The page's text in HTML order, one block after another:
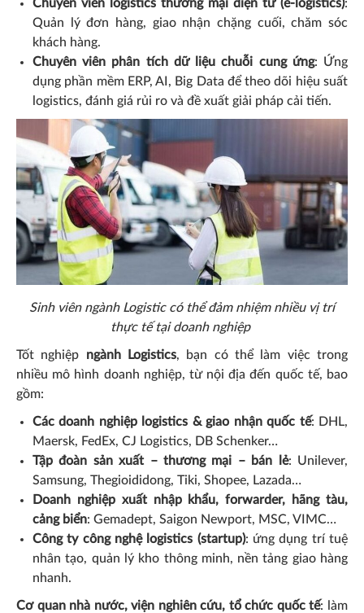
Chuyên viên logistics thương mại điện tử (e-logistics):
Quản lý đơn hàng, giao nhận chặng cuối, chăm sóc
khách hàng.
Chuyên viên phân tích dữ liệu chuỗi cung ứng: Ứng
dụng phần mềm ERP, AI, Big Data để theo dõi hiệu suất
logistics, đánh giá rủi ro và đề xuất giải pháp cải tiến.
Sinh viên ngành Logistic có thể đảm nhiệm nhiều vị trí
thực tế tại doanh nghiệp
Tốt nghiệp ngành Logistics, bạn có thể làm việc trong
nhiều mô hình doanh nghiệp, từ nội địa đến quốc tế, bao
gồm:
Các doanh nghiệp logistics & giao nhận quốc tế: DHL,
Maersk, FedEx, CJ Logistics, DB Schenker…
Tập đoàn sản xuất – thương mại – bán lẻ: Unilever,
Samsung, Thegioididong, Tiki, Shopee, Lazada…
Doanh nghiệp xuất nhập khẩu, forwarder, hãng tàu,
cảng biển: Gemadept, Saigon Newport, MSC, VIMC…
Công ty công nghệ logistics (startup): ứng dụng trí tuệ
nhân tạo, quản lý kho thông minh, nền tảng giao hàng
nhanh.
Cơ quan nhà nước, viện nghiên cứu, tổ chức quốc tế: làm